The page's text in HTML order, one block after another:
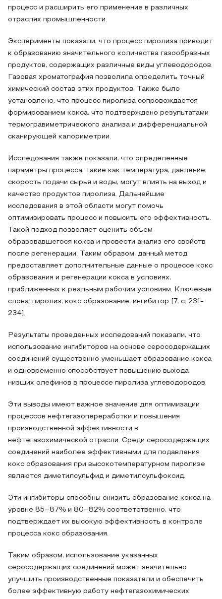
процесс и расширить его применение в различных
отраслях промышленности.
Эксперименты показали, что процесс пиролиза приводит
к образованию значительного количества газообразных
продуктов, содержащих различные виды углеводородов.
Газовая хроматография позволила определить точный
химический состав этих продуктов. Также было
установлено, что процесс пиролиза сопровождается
формированием кокса, что подтверждено результатами
термогравиметрического анализа и дифференциальной
сканирующей калориметрии.
Исследования также показали, что определенные
параметры процесса, такие как температура, давление,
скорость подачи сырья и воды, могут влиять на выход и
качество продуктов пиролиза. Дальнейшие
исследования в этой области могут помочь
оптимизировать процесс и повысить его эффективность.
Такой подход позволяет оценить объем
образовавшегося кокса и провести анализ его свойств
после регенерации. Таким образом, данный метод
предоставляет дополнительные данные о процессе кокс
образования и регенерации кокса в условиях,
приближенных к реальным рабочим условиям. Ключевые
слова: пиролиз, кокс образование, ингибитор [7, с. 231-
234].
Результаты проведенных исследований показали, что
использование ингибиторов на основе серосодержащих
соединений существенно уменьшает образование кокса
и одновременно способствует повышению выхода
низших олефинов в процессе пиролиза углеводородов.
Эти выводы имеют важное значение для оптимизации
процессов нефтегазопереработки и повышения
производственной эффективности в
нефтегазохимической отрасли. Среди серосодержащих
соединений наиболее эффективными для подавления
кокс образования при высокотемпературном пиролизе
являются диметилсульфид и диметилсульфоксид.
Эти ингибиторы способны снизить образование кокса на
уровне 85–87% и 80–82% соответственно, что
подтверждает их высокую эффективность в контроле
процесса кокс образования.
Таким образом, использование указанных
серосодержащих соединений может значительно
улучшить производственные показатели и обеспечить
более эффективную работу нефтегазохимических